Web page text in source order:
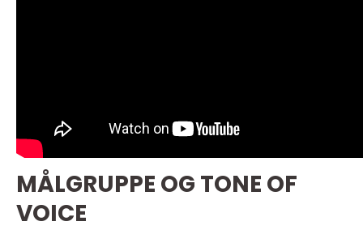
MÅLGRUPPE OG TONE OF
VOICE